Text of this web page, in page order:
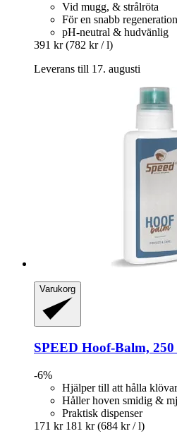
Vid mugg, & strålröta
För en snabb regeneration
pH-neutral & hudvänlig
391 kr (782 kr / l)
Leverans till 17. augusti
Varukorg
SPEED Hoof-​Balm, 250
-6%
Hjälper till att hålla
Håller hoven smidig &
Praktisk dispenser
171 kr 181 kr (684 kr / l)